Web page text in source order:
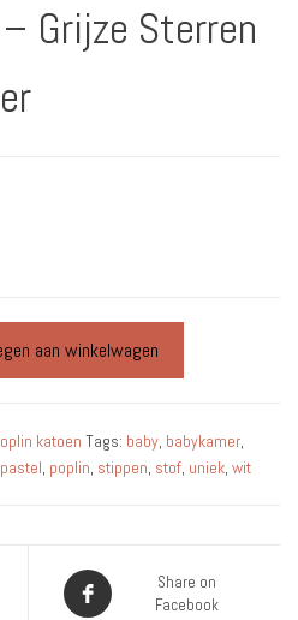
Grijze Sterren
aan winkelwagen
katoen Tags: baby, babykamer,
pastel, poplin, stippen, stof, uniek, wit
Share on
Facebook